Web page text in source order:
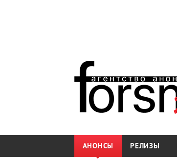
АНОНСЫ РЕЛИЗЫ